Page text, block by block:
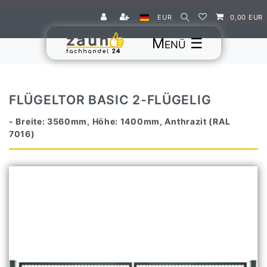
EUR 0,00 EUR
☰
FLÜGELTOR BASIC 2-FLÜGELIG
- Breite: 3560mm, Höhe: 1400mm, Anthrazit (RAL
7016)